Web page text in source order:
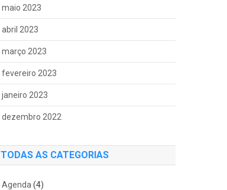
maio 2023
abril 2023
março 2023
fevereiro 2023
janeiro 2023
dezembro 2022
TODAS AS CATEGORIAS
Agenda (4)